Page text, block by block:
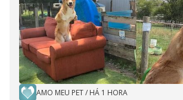
AMO MEU PET/ HÁ 1 HORA